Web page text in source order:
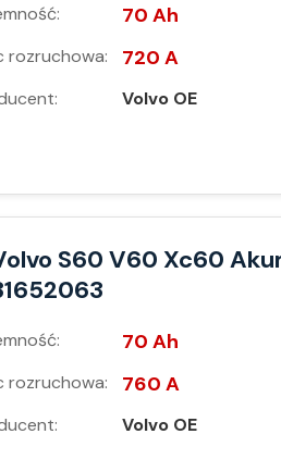
70 Ah
rozruchowa: 720 A
Volvo OE
S60 V60 Xc60
70 Ah
rozruchowa: 760 A
Volvo OE